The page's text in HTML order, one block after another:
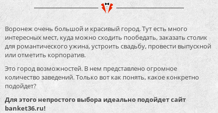
Воронеж очень большой и красивый город. Тут есть много
интересных мест, куда можно сходить пообедать, заказать столик
для романтического ужина, устроить свадьбу, провести выпускной
или отметить корпоратив.
Это город возможностей. В нем представлено огромное
количество заведений. Только вот как понять, какое конкретно
подойдет?
Для этого непростого выбора идеально подойдет сайт
banket36.ru!